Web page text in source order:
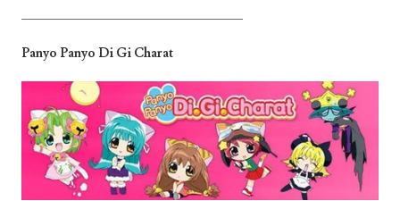
_______________________________
Panyo Panyo Di Gi Charat